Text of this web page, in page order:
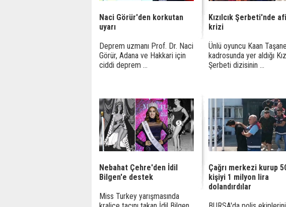
Naci Görür'den korkutan
uyarı
Deprem uzmanı Prof. Dr. Naci
Görür, Adana ve Hakkari için
ciddi deprem ...
Kızılcık Şerbeti'nde
krizi
Ünlü oyuncu Kaan
kadrosunda yer aldığı
Şerbeti dizisinin ...
Nebahat Çehre'den İdil
Bilgen'e destek
Miss Turkey yarışmasında
Çağrı merkezi kurup
kişiyi 1 milyon lira
dolandırdılar